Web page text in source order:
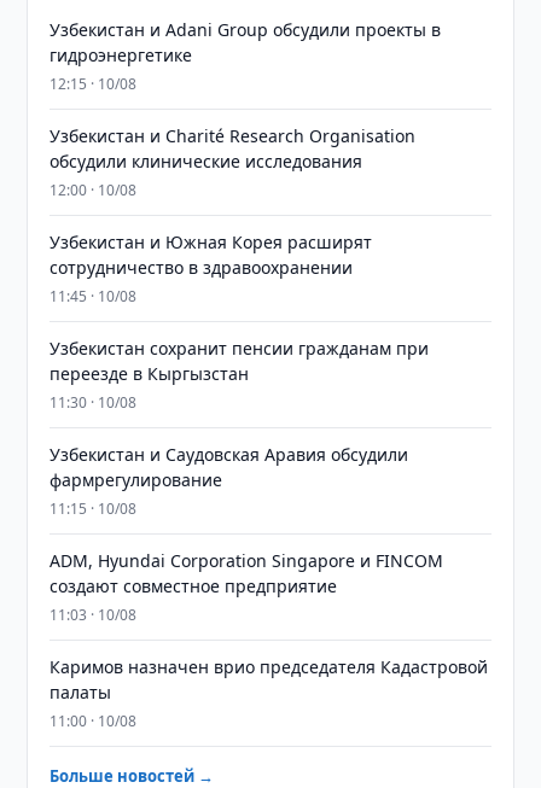
Узбекистан и Adani Group обсудили проекты в
гидроэнергетике
12:15 · 10/08
Узбекистан и Charité Research Organisation
обсудили клинические исследования
12:00 · 10/08
Узбекистан и Южная Корея расширят
сотрудничество в здравоохранении
11:45 · 10/08
Узбекистан сохранит пенсии гражданам при
переезде в Кыргызстан
11:30 · 10/08
Узбекистан и Саудовская Аравия обсудили
фармрегулирование
11:15 · 10/08
ADM, Hyundai Corporation Singapore и FINCOM
создают совместное предприятие
11:03 · 10/08
Каримов назначен врио председателя Кадастровой
палаты
11:00 · 10/08
Больше новостей →